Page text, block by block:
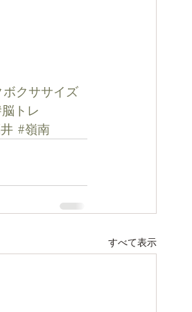
クササイズ
トレ
#嶺南
すべて表示